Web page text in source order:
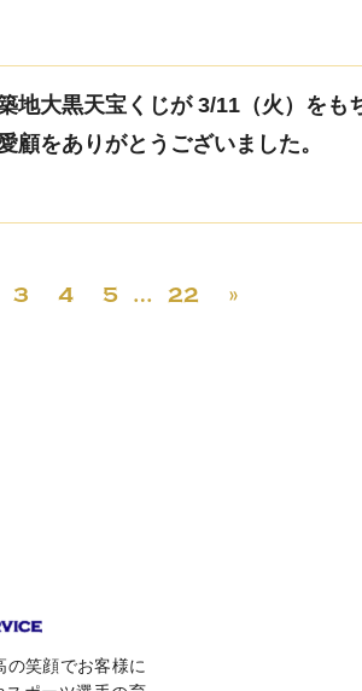
地大黒天宝くじが 3/11（火）をも
顧をありがとうございました。
3 4 5 … 22 »
の笑顔でお客様に